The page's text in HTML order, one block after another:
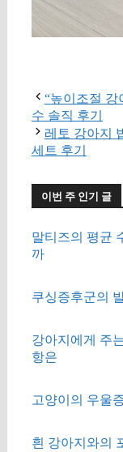
“높이조절 강
수 솔직 후기
레토 강아지
세트 후기
이번 주 인기 글
말티즈의 평균
까
쿠싱증후군의
강아지에게 주
항은
고양이의 우울
흰 강아지와의